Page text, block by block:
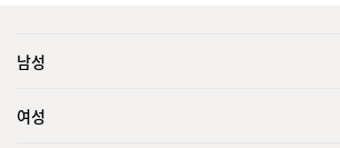
남성
여성